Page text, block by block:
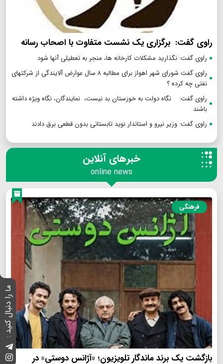
ما را دنبال کنید :
راوی گفت: برگزاری یک نشست متفاوت با اصحاب رسانه
راوی گفت: نگذارید مشکلات کارخانه ها، منجر به تعطیلی آنها شود
راوی گفت شورای شهر اهواز برای مطالبه ۸ سال عوارض آلایندگی از شرکتهای
نفتی چه کرده ؟
راوی گفت: نگاه دولت به خوزستان بد نیست، نمایندگان، نگاه ویژه داشته
باشند
راوی گفت: وزیر نیرو و استاندار نوید تابستانی بدون قطعی برق دادند
خبرهای آنلاین
online news
فرهنگی
بازگشت یک برند ماندگار تلویزیون؛ «آژانس دوستی» در